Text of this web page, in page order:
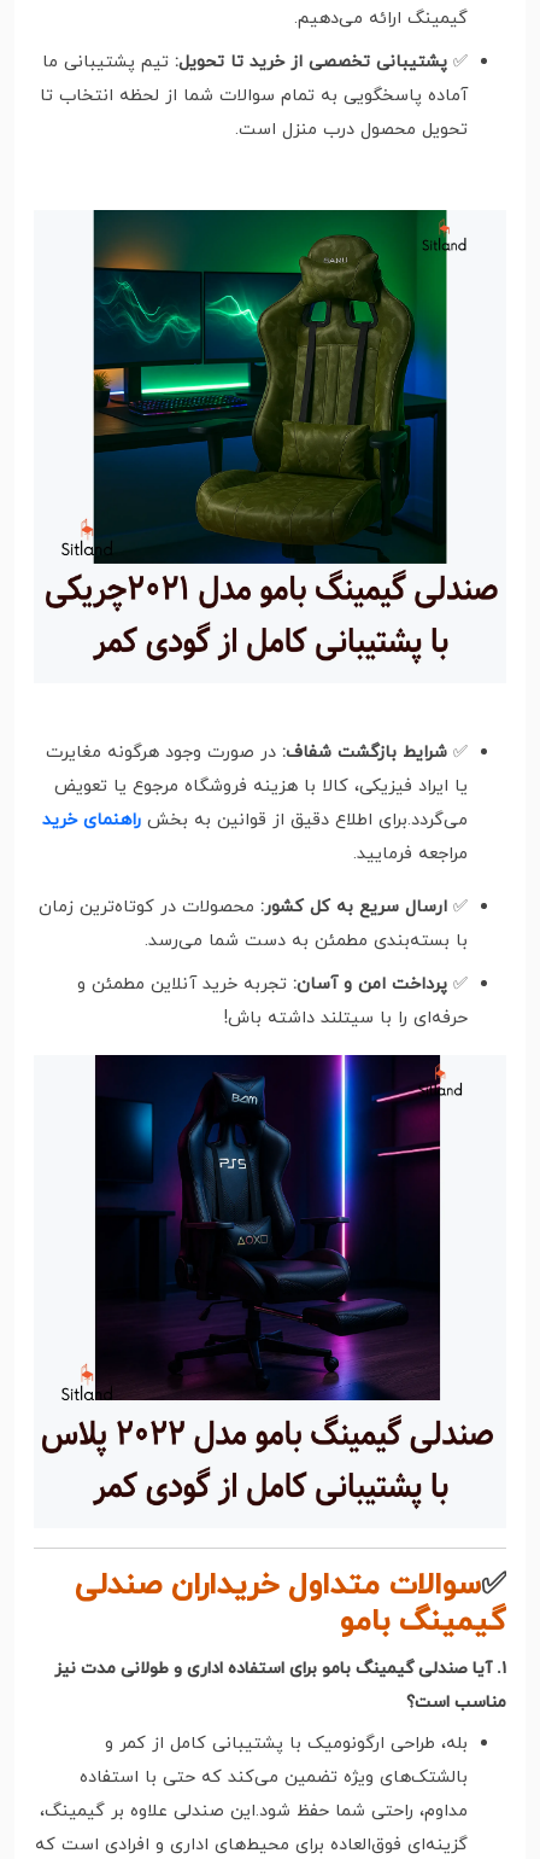
گیمینگ ارائه می‌دهیم.
✅ پشتیبانی تخصصی از خرید تا تحویل: تیم پشتیبانی ما
آماده پاسخگویی به تمام سوالات شما از لحظه انتخاب تا
تحویل محصول درب منزل است.
✅ شرایط بازگشت شفاف: در صورت وجود هرگونه مغایرت
یا ایراد فیزیکی، کالا با هزینه فروشگاه مرجوع یا تعویض
می‌گردد.برای اطلاع دقیق از قوانین به بخش راهنمای خرید
مراجعه فرمایید.
✅ ارسال سریع به کل کشور: محصولات در کوتاه‌ترین زمان
با بسته‌بندی مطمئن به دست شما می‌رسد.
✅ پرداخت امن و آسان: تجربه خرید آنلاین مطمئن و
حرفه‌ای را با سیتلند داشته باش!
✅سوالات متداول خریداران صندلی
گیمینگ بامو
۱. آیا صندلی گیمینگ بامو برای استفاده اداری و طولانی مدت نیز
مناسب است؟
بله، طراحی ارگونومیک با پشتیبانی کامل از کمر و
بالشتک‌های ویژه تضمین می‌کند که حتی با استفاده
مداوم، راحتی شما حفظ شود.این صندلی علاوه بر گیمینگ،
گزینه‌ای فوق‌العاده برای محیط‌های اداری و افرادی است که